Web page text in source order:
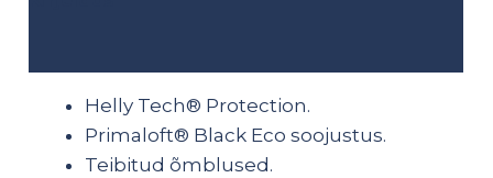
Helly Tech® Protection.
Primaloft® Black Eco soojustus.
Teibitud õmblused.